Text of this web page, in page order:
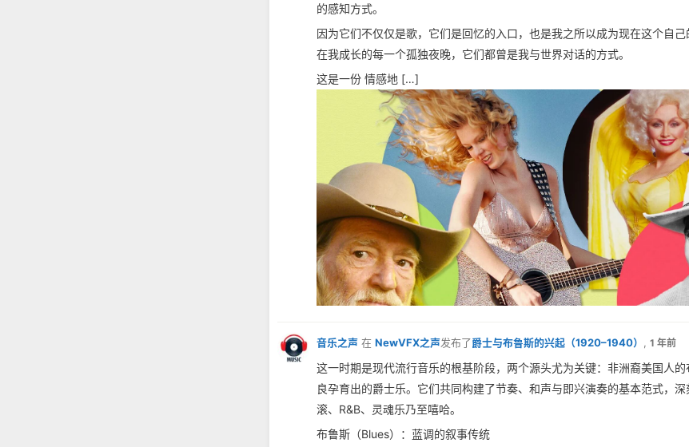
的感知方式。
因为它们不仅仅是歌，它们是回忆的入口，也是我之所以成为现在这个自己
在我成长的每一个孤独夜晚，它们都曾是我与世界对话的方式。
这是一份 情感地 […]
音乐之声 在 NewVFX之声发布了爵士与布鲁斯的兴起（1920–1940） , 1 年前
这一时期是现代流行音乐的根基阶段，两个源头尤为关键：非洲裔美国人
良孕育出的爵士乐。它们共同构建了节奏、和声与即兴演奏的基本范式，
滚、R&B、灵魂乐乃至嘻哈。
布鲁斯（Blues）：蓝调的叙事传统